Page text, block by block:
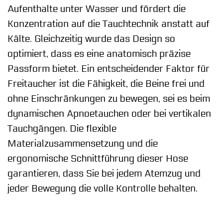
Aufenthalte unter Wasser und fördert die
Konzentration auf die Tauchtechnik anstatt auf
Kälte. Gleichzeitig wurde das Design so
optimiert, dass es eine anatomisch präzise
Passform bietet. Ein entscheidender Faktor für
Freitaucher ist die Fähigkeit, die Beine frei und
ohne Einschränkungen zu bewegen, sei es beim
dynamischen Apnoetauchen oder bei vertikalen
Tauchgängen. Die flexible
Materialzusammensetzung und die
ergonomische Schnittführung dieser Hose
garantieren, dass Sie bei jedem Atemzug und
jeder Bewegung die volle Kontrolle behalten.